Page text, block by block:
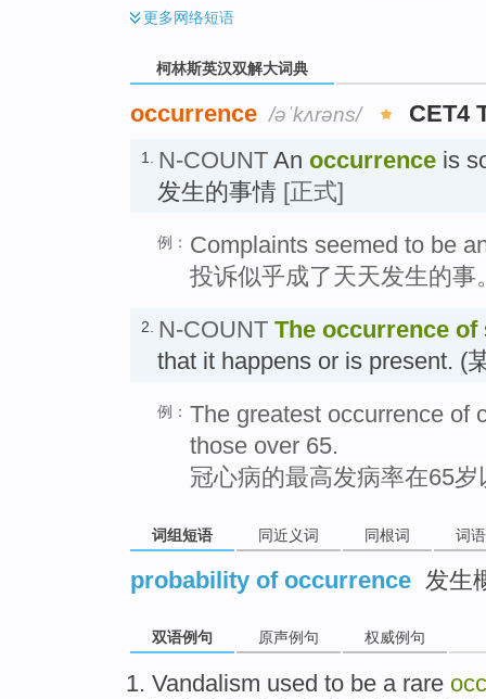
更多网络短语
柯林斯英汉双解大词典
occurrence /əˈkʌrəns/ CET4
1. N-COUNT An occurrence is
发生的事情 [正式]
例： Complaints seemed to be
投诉似乎成了天天发生的事
2. N-COUNT The occurrence of
that it happens or is present. (
例： The greatest occurrence of
those over 65.
冠心病的最高发病率在65
词组短语 同近义词 同根词 词
probability of occurrence 发生
双语例句 原声例句 权威例句
Vandalism used to be a rare